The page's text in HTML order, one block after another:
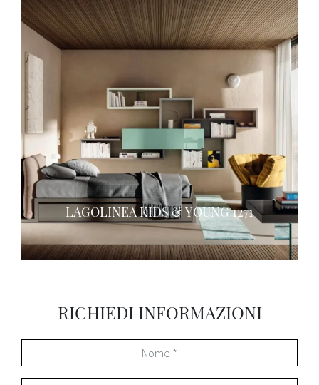
LAGOLINEA KIDS & YOUNG 1271
RICHIEDI INFORMAZIONI